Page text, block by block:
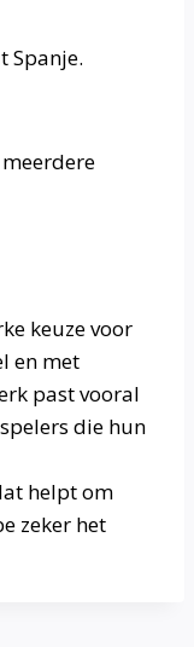
Spanje.
keuze voor
en met
past vooral
die hun
helpt om
zeker het